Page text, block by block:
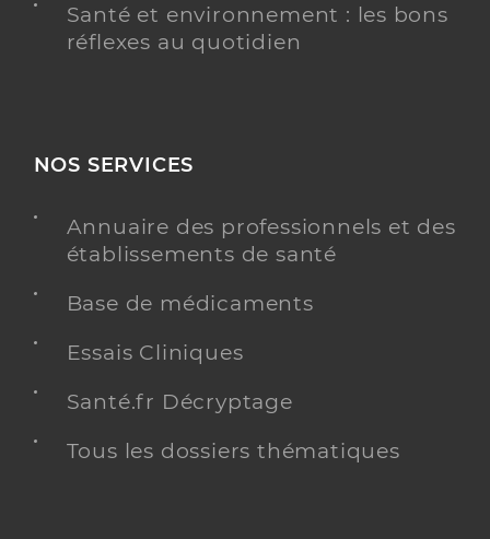
Santé et environnement : les bons
réflexes au quotidien
NOS SERVICES
Annuaire des professionnels et des
établissements de santé
Base de médicaments
Essais Cliniques
Santé.fr Décryptage
Tous les dossiers thématiques